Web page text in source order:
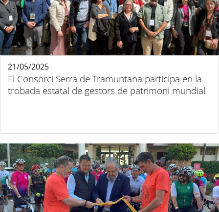
El Consorci Serra de Tramuntana participa en la
trobada estatal de gestors de patrimoni mundial
21/05/2025